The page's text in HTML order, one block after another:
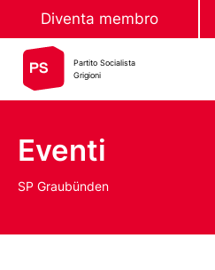
Diventa membro
Partito Socialista
Grigioni
Eventi
SP Graubünden